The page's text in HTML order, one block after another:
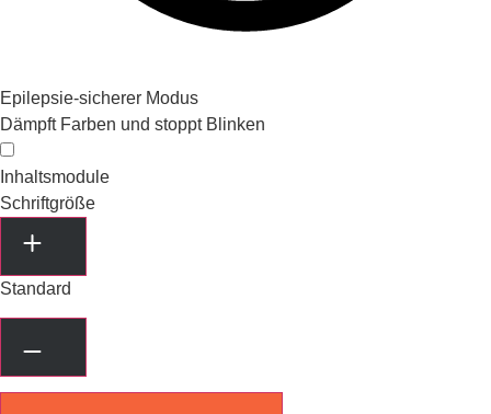
Epilepsie-sicherer Modus
Dämpft Farben und stoppt Blinken
Inhaltsmodule
Schriftgröße
Standard